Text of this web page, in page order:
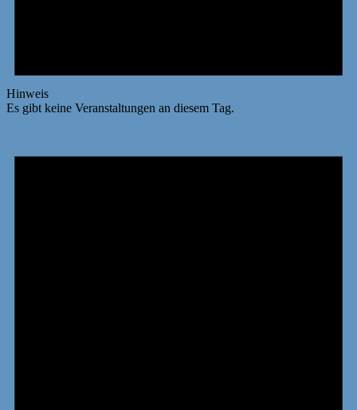
Hinweis
Es gibt keine Veranstaltungen an diesem Tag.